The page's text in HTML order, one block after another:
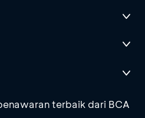
terbaik dari BCA